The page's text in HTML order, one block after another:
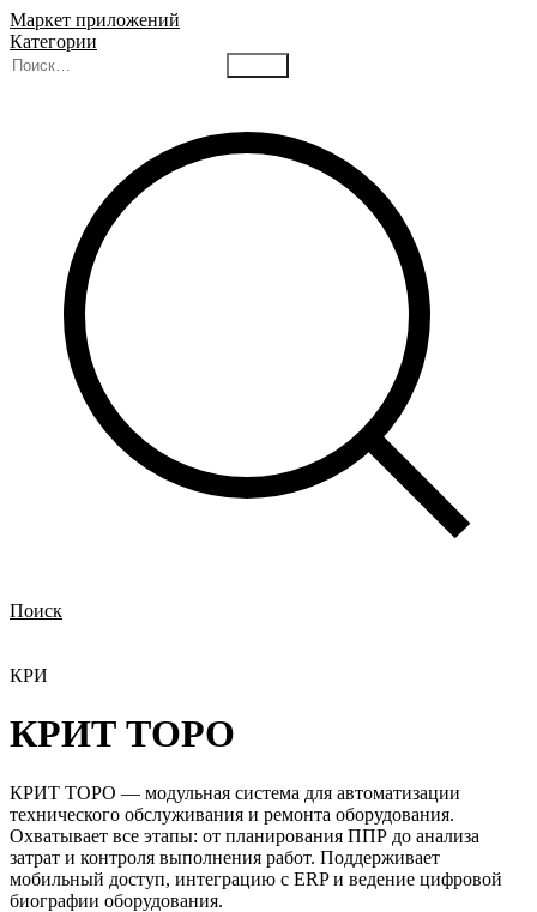
Маркет приложений
Категории
Поиск
КРИ
КРИТ ТОРО
КРИТ ТОРО — модульная система для автоматизации
технического обслуживания и ремонта оборудования.
Охватывает все этапы: от планирования ППР до анализа
затрат и контроля выполнения работ. Поддерживает
мобильный доступ, интеграцию с ERP и ведение цифровой
биографии оборудования.